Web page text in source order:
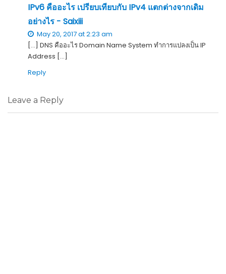
IPv6 คืออะไร เปรียบเทียบกับ IPv4 แตกต่างจากเดิม
อย่างไร - Saixiii
May 20, 2017 at 2:23 am
[…] DNS คืออะไร Domain Name System ทำการแปลงเป็น IP
Address […]
Reply
Leave a Reply